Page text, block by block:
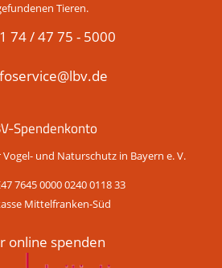
Tieren.
74 / 47 75 - 5000
Spendenkonto
und Naturschutz in Bayern e. V.
7645 0000 0240 0118 33
Mittelfranken-Süd
online spenden